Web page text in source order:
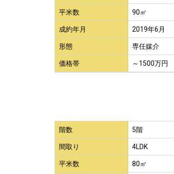
平米数 90㎡
成約年月 2019年6月
形態 専任媒介
価格帯 ～1500万円
階数 5階
間取り 4LDK
平米数 80㎡